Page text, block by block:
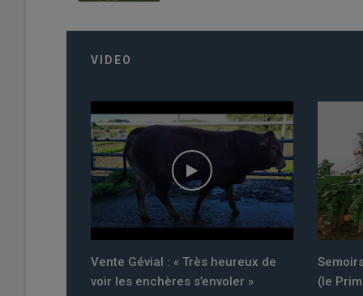
VIDEO
Semoirs : les Cuma font leur show
(le Priméra Amazone)
(le